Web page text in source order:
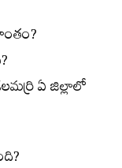
ఏ జిల్లాలో